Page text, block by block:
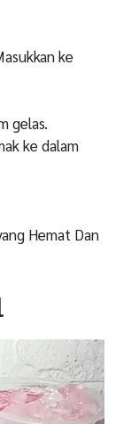
ke
gelas.
ke dalam
Hemat Dan